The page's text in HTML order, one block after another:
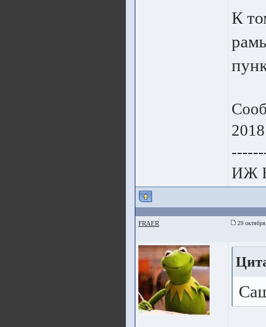
К
ИЖ
FRAER 29